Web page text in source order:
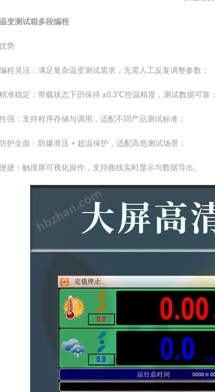
变测试箱多段编程
势
程灵活：满足复杂温变测试需求，无需人工反复调整参数；
准稳定：带载状态下仍保持 ±0.3℃控温精度，测试数据可靠；
强：支持程序存储与调用，适配不同产品测试标准；
护全面：防爆泄压 + 超温保护，适配高危测试场景；
捷：触摸屏可视化操作，支持曲线实时显示与数据导出。